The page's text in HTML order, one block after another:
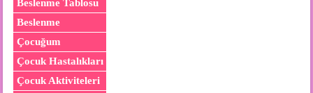
Beslenme Tablosu
Beslenme
Çocuğum
Çocuk Hastalıkları
Çocuk Aktiviteleri